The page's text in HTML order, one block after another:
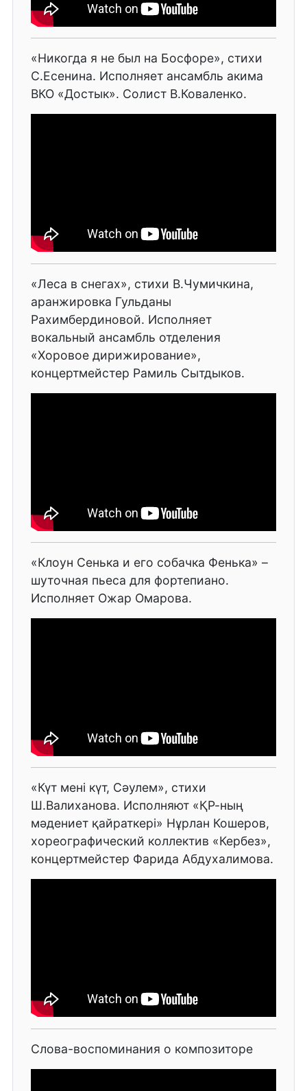
«Никогда я не был на Босфоре», стихи
С.Есенина. Исполняет ансамбль акима
ВКО «Достык». Солист В.Коваленко.
«Леса в снегах», стихи В.Чумичкина,
аранжировка Гульданы
Рахимбердиновой. Исполняет
вокальный ансамбль отделения
«Хоровое дирижирование»,
концертмейстер Рамиль Сытдыков.
«Клоун Сенька и его собачка Фенька» –
шуточная пьеса для фортепиано.
Исполняет Ожар Омарова.
«Күт мені күт, Сәулем», стихи
Ш.Валиханова. Исполняют «ҚР-ның
мәдениет қайраткері» Нұрлан Кошеров,
хореографический коллектив «Кербез»,
концертмейстер Фарида Абдухалимова.
Слова-воспоминания о композиторе